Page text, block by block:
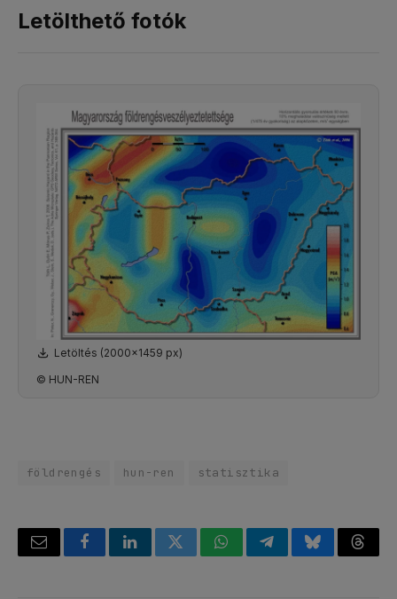
Letölthető fotók
Letöltés (2000x1459 px)
© HUN-REN
földrengés hun-ren statisztika
Email FacebookLinkedInTwitterWhatsAppTelegramBluesky